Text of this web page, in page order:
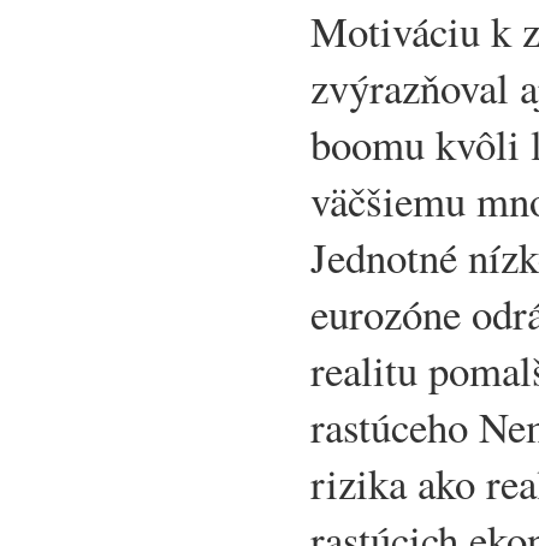
Motiváciu k
zvýrazňoval
boomu kvôli
väčšiemu
Jednotné
eurozóne
realitu
rastúceho
rizika ako